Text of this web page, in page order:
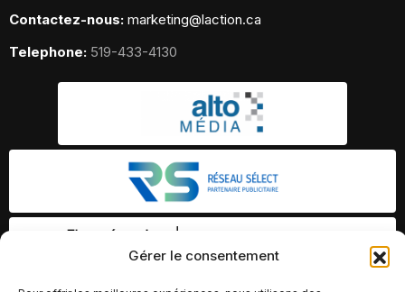
Gérer le consentement
Contactez-nous: marketing@laction.ca
Telephone: 519-433-4130